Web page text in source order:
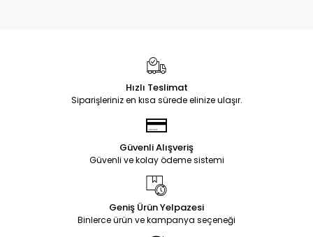
Hızlı Teslimat
Siparişleriniz en kısa sürede elinize ulaşır.
Güvenli Alışveriş
Güvenli ve kolay ödeme sistemi
Geniş Ürün Yelpazesi
Binlerce ürün ve kampanya seçeneği